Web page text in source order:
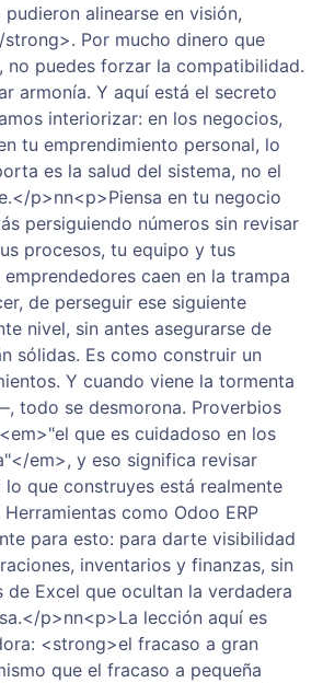
alinearse en visión,
Por mucho dinero que
no puedes forzar la compatibilidad.
armonía. Y aquí está el secreto
interiorizar: en los negocios,
tu emprendimiento personal, lo
es la salud del sistema, no el
p>nn<p>Piensa en tu negocio
persiguiendo números sin revisar
procesos, tu equipo y tus
emprendedores caen en la trampa
de perseguir ese siguiente
nivel, sin antes asegurarse de
sólidas. Es como construir un
Y cuando viene la tormenta
todo se desmorona. Proverbios
que es cuidadoso en los
em>, y eso significa revisar
que construyes está realmente
como Odoo ERP
para esto: para darte visibilidad
inventarios y finanzas, sin
de Excel que ocultan la verdadera
p>nn<p>La lección aquí es
<strong>el fracaso a gran
que el fracaso a pequeña